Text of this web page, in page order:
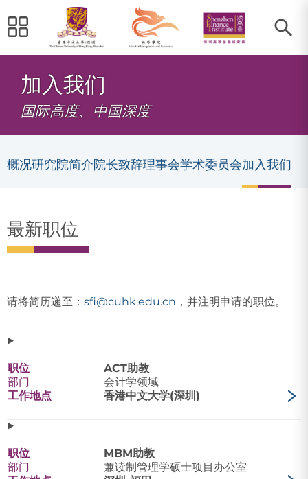
加入我们
国际高度、中国深度
概况研究院简介院长致辞理事会学术委员会加入我们
最新职位
请将简历递至： sfi@cuhk.edu.cn ，并注明申请的职位。
职位
ACT助教
部门
会计学领域
工作地点
香港中文大学(深圳)
职位
MBM助教
部门
兼读制管理学硕士项目办公室